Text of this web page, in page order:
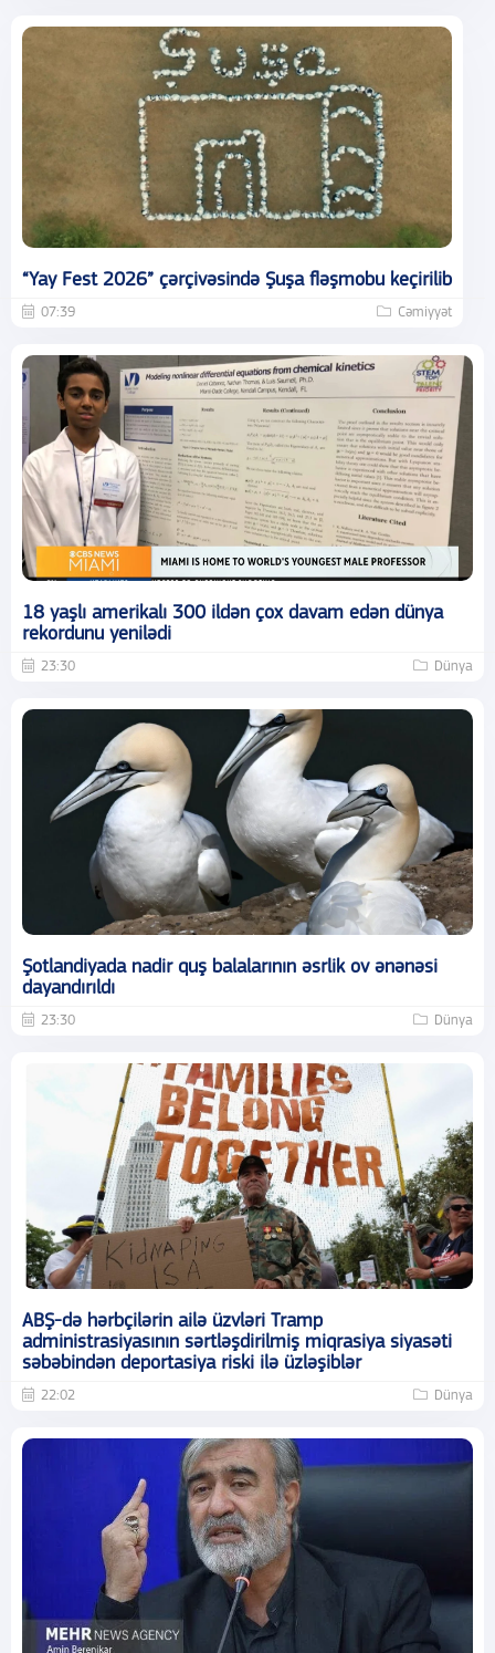
“Yay Fest 2026” çərçivəsində Şuşa fləşmobu keçirilib
07:39 Cəmiyyət
18 yaşlı amerikalı 300 ildən çox davam edən dünya
rekordunu yenilədi
23:30 Dünya
Şotlandiyada nadir quş balalarının əsrlik ov ənənəsi
dayandırıldı
23:30 Dünya
ABŞ-də hərbçilərin ailə üzvləri Tramp
administrasiyasının sərtləşdirilmiş miqrasiya siyasəti
səbəbindən deportasiya riski ilə üzləşiblər
22:02 Dünya